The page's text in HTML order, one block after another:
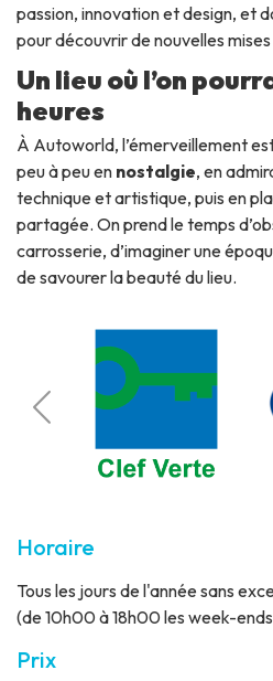
passion, innovation et design, et
pour découvrir de nouvelles
Un lieu où l’on
heures
À Autoworld, l’émerveillement
peu à peu en nostalgie, en
technique et artistique, puis en
partagée. On prend le temps
carrosserie, d’imaginer une
de savourer la beauté du lieu.
Horaire
Tous les jours de l'année sans
(de 10h00 à 18h00 les week-
Prix